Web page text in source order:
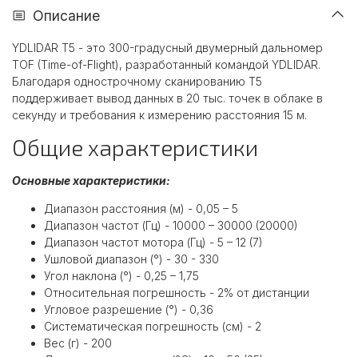
Описание
YDLIDAR T5 - это 300-градусный двумерный дальномер
TOF (Time-of-Flight), разработанный командой YDLIDAR.
Благодаря однострочному сканированию T5
поддерживает вывод данных в 20 тыс. точек в облаке в
секунду и требования к измерению расстояния 15 м.
Общие характеристики
Основные характеристики:
Диапазон расстояния (м) - 0,05 – 5
Диапазон частот (Гц) - 10000 – 30000 (20000)
Диапазон частот мотора (Гц) - 5 – 12 (7)
Ушловой диапазон (°) - 30 - 330
Угол наклона (°) - 0,25 – 1,75
Относительная погрешность - 2% от дистанции
Угловое разрешение (°) - 0,36
Систематическая погрешность (см) - 2
Вес (г) - 200